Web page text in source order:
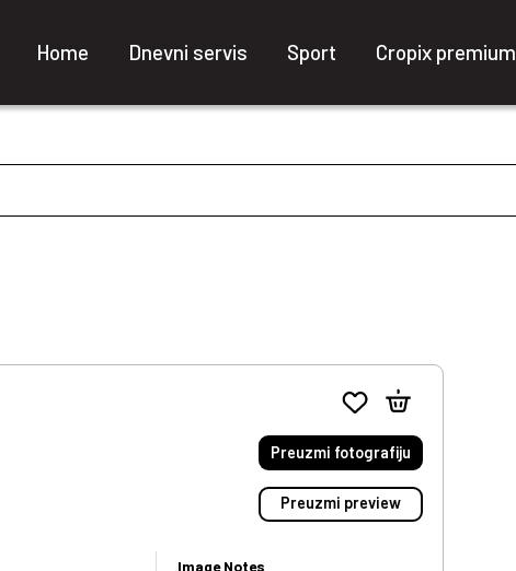
Home Dnevni servis Sport Cropix premium
Preuzmi fotografiju
Preuzmi preview
Image Notes